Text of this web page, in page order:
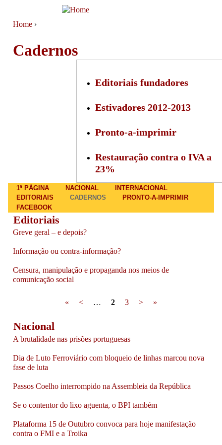
You are here
Home ›
Cadernos
Editoriais fundadores
Estivadores 2012-2013
Pronto-a-imprimir
Restauração contra o IVA a
23%
Main menu
1ª PÁGINA NACIONAL
INTERNACIONAL
EDITORIAIS
CADERNOS
PRONTO-A-IMPRIMIR
FACEBOOK
Editoriais
Greve geral – e depois?
Informação ou contra-informação?
Censura, manipulação e propaganda nos meios de
comunicação social
« < … 2 3 > »
Nacional
A brutalidade nas prisões portuguesas
Dia de Luto Ferroviário com bloqueio de linhas marcou nova
fase de luta
Passos Coelho interrompido na Assembleia da República
Se o contentor do lixo aguenta, o BPI também
Plataforma 15 de Outubro convoca para hoje manifestação
contra o FMI e a Troika